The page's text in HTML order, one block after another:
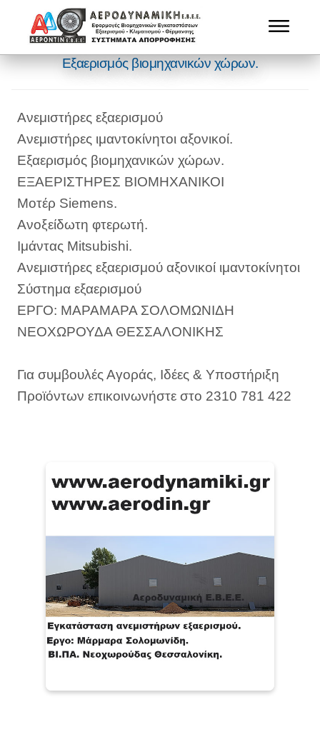
Εξαερισμός βιομηχανικών χώρων.
Ανεμιστήρες εξαερισμού
Ανεμιστήρες ιμαντοκίνητοι αξονικοί.
Εξαερισμός βιομηχανικών χώρων.
ΕΞΑΕΡΙΣΤΗΡΕΣ ΒΙΟΜΗΧΑΝΙΚΟΙ
Μοτέρ Siemens.
Ανοξείδωτη φτερωτή.
Ιμάντας Mitsubishi.
Ανεμιστήρες εξαερισμού αξονικοί ιμαντοκίνητοι
Σύστημα εξαερισμού
ΕΡΓΟ: ΜΑΡΑΜΑΡΑ ΣΟΛΟΜΩΝΙΔΗ
ΝΕΟΧΩΡΟΥΔΑ ΘΕΣΣΑΛΟΝΙΚΗΣ
Για συμβουλές Αγοράς, Ιδέες & Υποστήριξη
Προϊόντων επικοινωνήστε στο 2310 781 422